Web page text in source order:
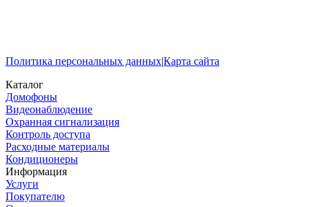
Политика персональных данных|Карта сайта
Каталог
Домофоны
Видеонаблюдение
Охранная сигнализация
Контроль доступа
Расходные материалы
Кондиционеры
Информация
Услуги
Покупателю